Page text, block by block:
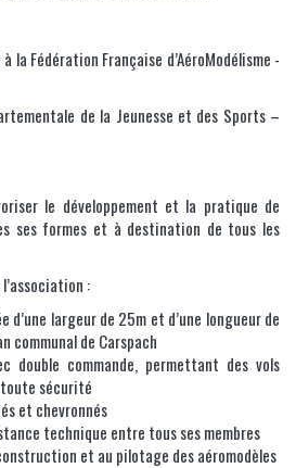
la Fédération Française d’AéroModélisme -
de la Jeunesse et des Sports –
le développement et la pratique de
ses formes et à destination de tous les
:
d’une largeur de 25m et d’une longueur de
communal de Carspach
double commande, permettant des vols
toute sécurité
et chevronnés
technique entre tous ses membres
et au pilotage des aéromodèles